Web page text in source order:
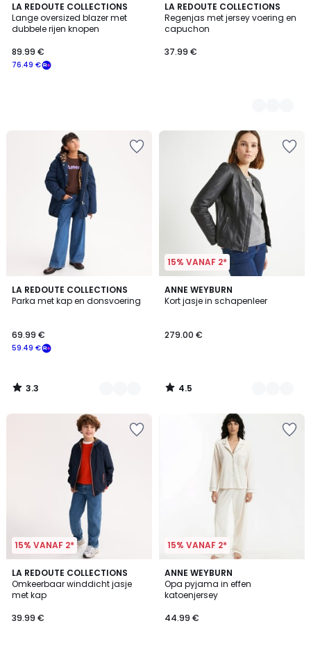
LA REDOUTE COLLECTIONS
Lange oversized blazer met
dubbele rijen knopen
76.49 €
89.99 €
LA REDOUTE COLLECTIONS
Regenjas met jersey voering en
capuchon
37.99 €
2
Kleuren
LA REDOUTE COLLECTIONS
Parka met kap en donsvoering
59.49 €
69.99 €
3.3
/ 5
2
Kleuren
3.3
/
15% VANAF 2*
ANNE WEYBURN
Kort jasje in schapenleer
279.00 €
4.5
/ 5
2
Kleuren
4.5
/
15% VANAF 2*
LA REDOUTE COLLECTIONS
Omkeerbaar winddicht jasje
met kap
39.99 €
3
/
5
2
Kleuren
15% VANAF 2*
ANNE WEYBURN
Opa pyjama in effen
katoenjersey
44.99 €
4.5
/ 5
2
Kleuren